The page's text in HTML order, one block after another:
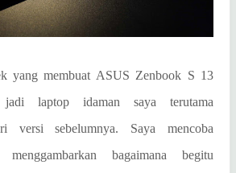
yang membuat ASUS Zenbook S 13
laptop idaman saya terutama
versi sebelumnya. Saya mencoba
bagaimana begitu